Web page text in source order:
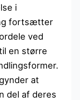
i
fortsætter
ved
en større
at
del af deres